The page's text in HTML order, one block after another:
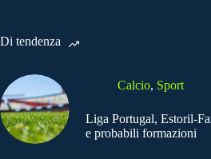
Di tendenza
Calcio, Sport
Liga Portugal, Estoril-
e probabili formazioni